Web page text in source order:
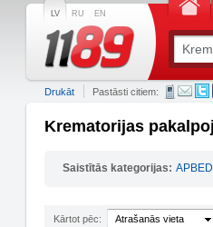
LV RU EN
Drukāt Pastāsti citiem:
Krematorijas
Saistītās kategorijas:
Kārtot pēc: Atrašanās vieta